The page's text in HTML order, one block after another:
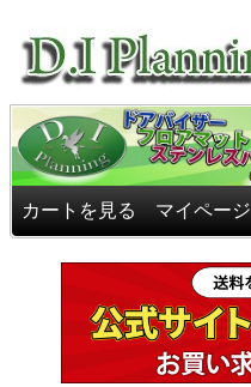
カートを見る マイページ